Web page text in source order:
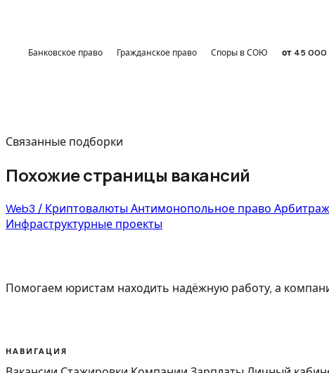
Банковское право Гражданское право Споры в СОЮ от 45 000
Связанные подборки
Похожие страницы вакансий
Web3 / КриптовалютыАнтимонопольное право
Инфраструктурные проекты
Помогаем юристам находить надёжную работу, а
НАВИГАЦИЯ